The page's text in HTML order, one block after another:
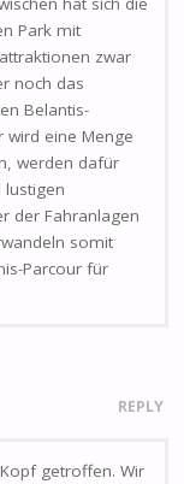
Park mit
zwar
noch das
Belantis-
wird eine Menge
werden dafür
lustigen
der Fahranlagen
somit
Parcour für
REPLY
getroffen. Wir